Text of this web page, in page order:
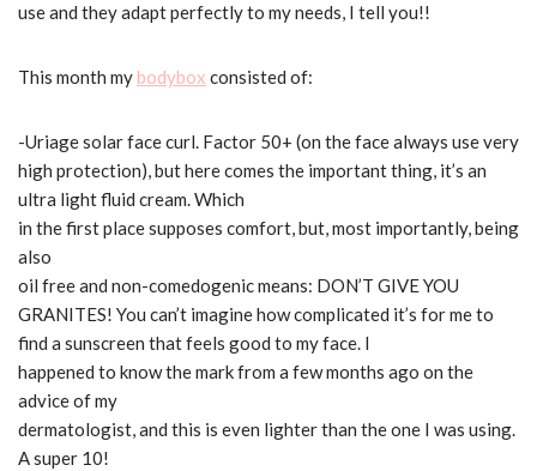
use and they adapt perfectly to my needs, I tell you!!
This month my bodybox consisted of:
-Uriage solar face curl. Factor 50+ (on the face always use very
high protection), but here comes the important thing, it’s an
ultra light fluid cream.Which
in the first place supposes comfort, but, most importantly, being
also
oil free and non-comedogenic means: DON’T GIVE YOU
GRANITES! You can’t imagine how complicated it’s for me to
find a sunscreen that feels good to my face. I
happened to know the mark from a few months ago on the
advice of my
dermatologist, and this is even lighter than the one I was using.
A super 10!